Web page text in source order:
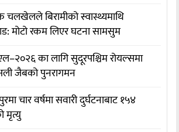
चलखेलले बिरामीको स्वास्थ्यमाथि
मोटो रकम लिएर घटना सामसुम
का लागि सुदूरपश्चिम रोयल्समा
जैबको पुनरागमन
चार वर्षमा सवारी दुर्घटनाबाट १५४
मृत्यु